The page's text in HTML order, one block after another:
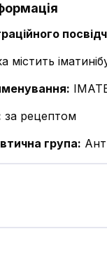
містить
:
за рецептом
група: